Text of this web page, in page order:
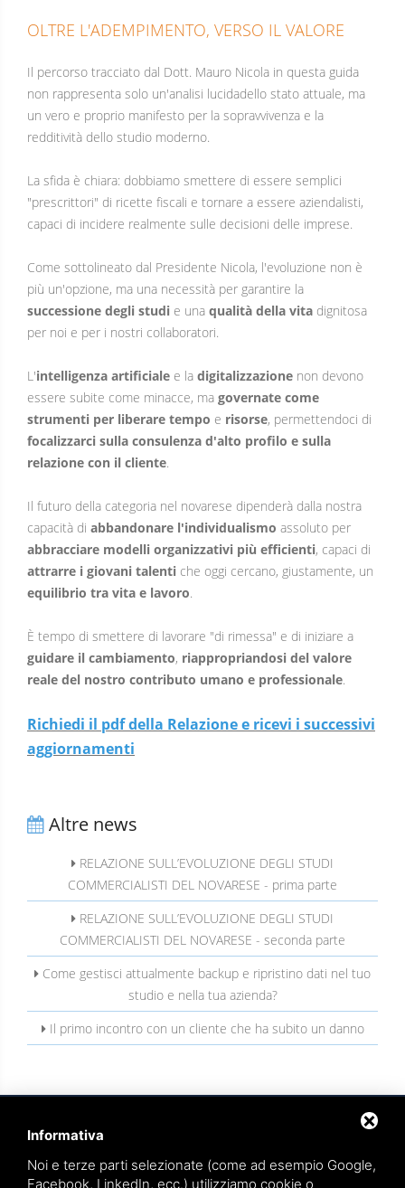
OLTRE L'ADEMPIMENTO, VERSO IL VALORE
Il percorso tracciato dal Dott. Mauro Nicola in questa guida
non rappresenta solo un'analisi lucidadello stato attuale, ma
un vero e proprio manifesto per la sopravvivenza e la
redditività dello studio moderno.
La sfida è chiara: dobbiamo smettere di essere semplici
"prescrittori" di ricette fiscali e tornare a essere aziendalisti,
capaci di incidere realmente sulle decisioni delle imprese.
Come sottolineato dal Presidente Nicola, l'evoluzione non è
più un'opzione, ma una necessità per garantire la
successione degli studi e una qualità della vita dignitosa
per noi e per i nostri collaboratori.
L'intelligenza artificiale e la digitalizzazione non devono
essere subite come minacce, ma governate come
strumenti per liberare tempo e risorse, permettendoci di
focalizzarci sulla consulenza d'alto profilo e sulla
relazione con il cliente.
Il futuro della categoria nel novarese dipenderà dalla nostra
capacità di abbandonare l'individualismo assoluto per
abbracciare modelli organizzativi più efficienti, capaci di
attrarre i giovani talenti che oggi cercano, giustamente, un
equilibrio tra vita e lavoro.
È tempo di smettere di lavorare "di rimessa" e di iniziare a
guidare il cambiamento, riappropriandosi del valore
reale del nostro contributo umano e professionale.
Richiedi il pdf della Relazione e ricevi i successivi
aggiornamenti
Altre news
RELAZIONE SULL’EVOLUZIONE DEGLI STUDI
COMMERCIALISTI DEL NOVARESE - prima parte
RELAZIONE SULL’EVOLUZIONE DEGLI STUDI
COMMERCIALISTI DEL NOVARESE - seconda parte
Come gestisci attualmente backup e ripristino dati nel tuo
studio e nella tua azienda?
Il primo incontro con un cliente che ha subito un danno
Informativa
Noi e terze parti selezionate (come ad esempio Google,
Facebook, LinkedIn, ecc.) utilizziamo cookie o